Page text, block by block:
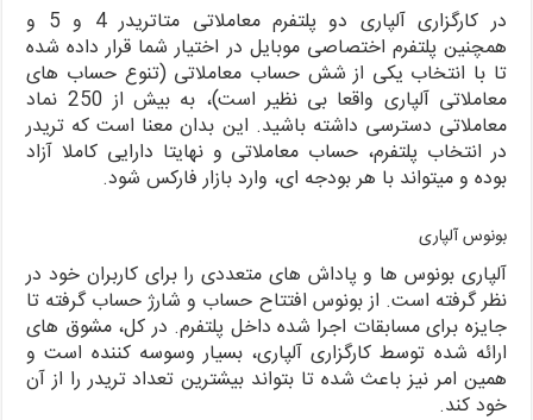
در کارگزاری آلپاری دو پلتفرم معاملاتی متاتریدر 4 و 5 و
همچنین پلتفرم اختصاصی موبایل در اختیار شما قرار داده شده
تا با انتخاب یکی از شش حساب معاملاتی (تنوع حساب های
معاملاتی آلپاری واقعا بی نظیر است)، به بیش از 250 نماد
معاملاتی دسترسی داشته باشید. این بدان معنا است که تریدر
در انتخاب پلتفرم، حساب معاملاتی و نهایتا دارایی کاملا آزاد
بوده و میتواند با هر بودجه ای، وارد بازار فارکس شود.
بونوس آلپاری
آلپاری بونوس ها و پاداش های متعددی را برای کاربران خود در
نظر گرفته است. از بونوس افتتاح حساب و شارژ حساب گرفته تا
جایزه برای مسابقات اجرا شده داخل پلتفرم. در کل، مشوق های
ارائه شده توسط کارگزاری آلپاری، بسیار وسوسه کننده است و
همین امر نیز باعث شده تا بتواند بیشترین تعداد تریدر را از آن
خود کند.